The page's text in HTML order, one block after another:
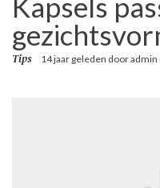
Tips 14 jaar geleden dooradmin